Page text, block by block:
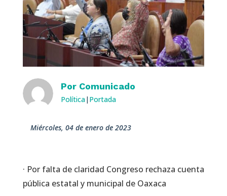
Por Comunicado
Política| Portada
miércoles, 04 de enero de 2023
· Por falta de claridad Congreso rechaza cuenta
pública estatal y municipal de Oaxaca